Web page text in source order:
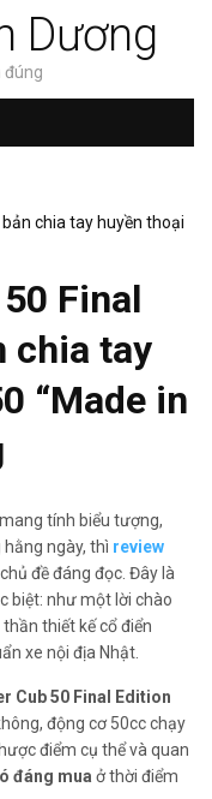
Dương
đúng
chia tay huyền thoại
Final
chia tay
“Made in
tính biểu tượng,
ngày, thì review
đề đáng đọc. Đây là
biệt: như một lời chào
thiết kế cổ điển
xe nội địa Nhật.
Cub 50 Final Edition
động cơ 50cc chạy
điểm cụ thể và quan
đáng mua ở thời điểm